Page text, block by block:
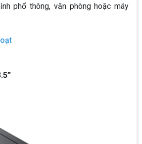
phổ thông, văn phòng hoặc máy